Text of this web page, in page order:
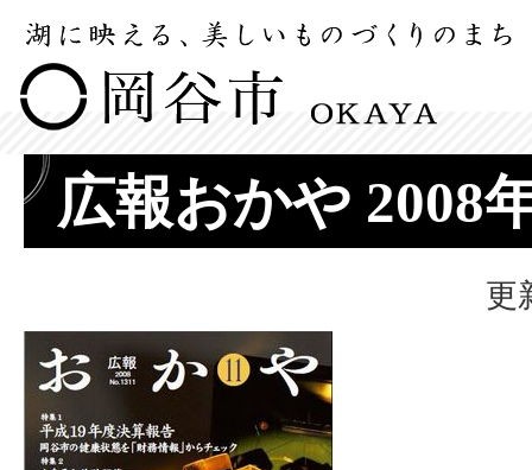
広報おかや 2008
更